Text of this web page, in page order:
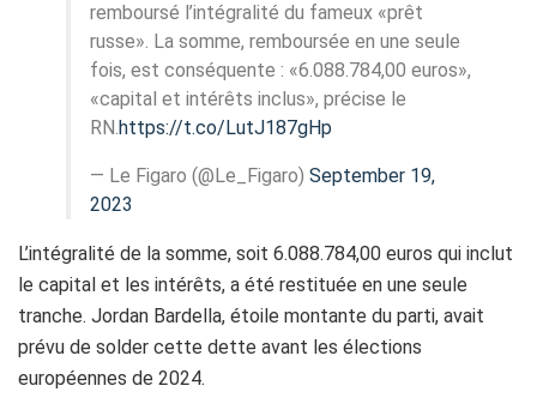
remboursé l’intégralité du fameux «prêt
russe». La somme, remboursée en une seule
fois, est conséquente : «6.088.784,00 euros»,
«capital et intérêts inclus», précise le
RN.https://t.co/LutJ187gHp
— Le Figaro (@Le_Figaro) September 19,
2023
L’intégralité de la somme, soit 6.088.784,00 euros qui inclut
le capital et les intérêts, a été restituée en une seule
tranche. Jordan Bardella, étoile montante du parti, avait
prévu de solder cette dette avant les élections
européennes de 2024.